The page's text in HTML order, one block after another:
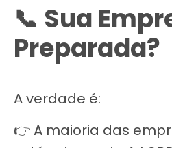
📞 Sua
Preparada?
A verdade é:
👉 A maioria das